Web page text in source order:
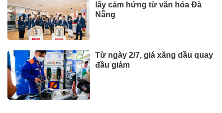
lấy cảm hứng từ văn hóa Đà
Nẵng
Từ ngày 2/7, giá xăng dầu quay
đầu giảm